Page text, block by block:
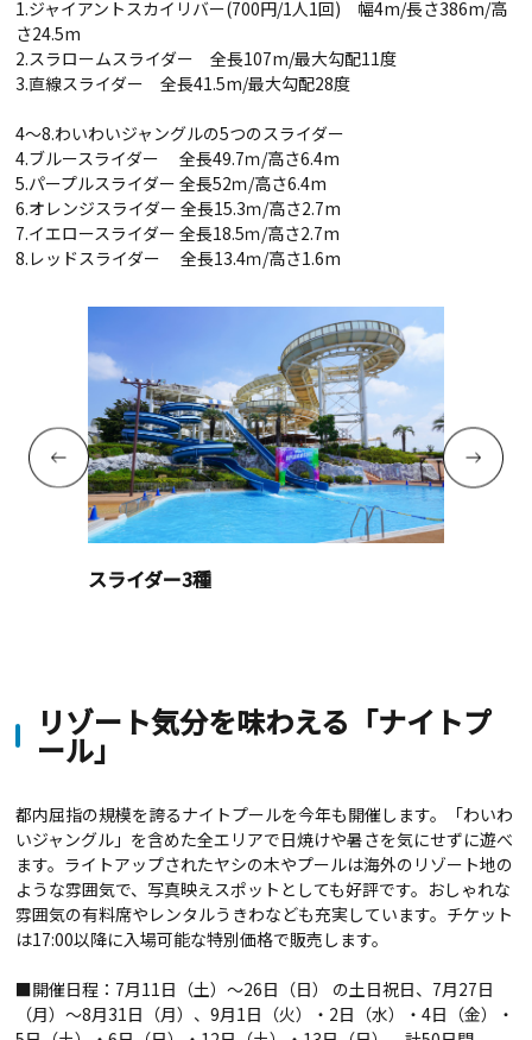
1.ジャイアントスカイリバー(700円/1 人 1回) 幅4m/長さ386m/高
さ24.5m
2.スラロームスライダー 全長107m/最大勾配11度
3.直線スライダー 全長41.5m/最大勾配28度
4～8.わいわいジャングルの5つのスライダー
4.ブルースライダー 全長49.7ｍ/高さ6.4m
5.パープルスライダー 全長52ｍ/高さ6.4m
6.オレンジスライダー 全長15.3ｍ/高さ2.7m
7.イエロースライダー 全長18.5ｍ/高さ2.7m
8. レッドスライダー 全長13.4ｍ/高さ1.6m
スライダー3種
リゾート気分を味わえる「ナイトプ
ール」
都内屈指の規模を誇るナイトプールを今年も開催します。「わいわ
いジャングル」を含めた全エリアで日焼けや暑さを気にせずに遊べ
ます。ライトアップされたヤシの木やプールは海外のリゾート地の
ような雰囲気で、写真映えスポットとしても好評です。おしゃれな
雰囲気の有料席やレンタルうきわなども充実しています。チケット
は17:00以降に入場可能な特別価格で販売します。
■開催日程： 7月11日（土）～26日（日） の土日祝日、 7月27日
（月）～8月31日（月）、9月1日（火）・ 2日（水）・4日（金）・